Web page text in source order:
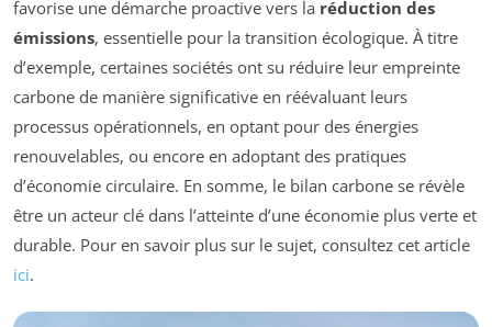
favorise une démarche proactive vers la réduction des
émissions, essentielle pour la transition écologique. À titre
d’exemple, certaines sociétés ont su réduire leur empreinte
carbone de manière significative en réévaluant leurs
processus opérationnels, en optant pour des énergies
renouvelables, ou encore en adoptant des pratiques
d’économie circulaire. En somme, le bilan carbone se révèle
être un acteur clé dans l’atteinte d’une économie plus verte et
durable. Pour en savoir plus sur le sujet, consultez cet article
ici.